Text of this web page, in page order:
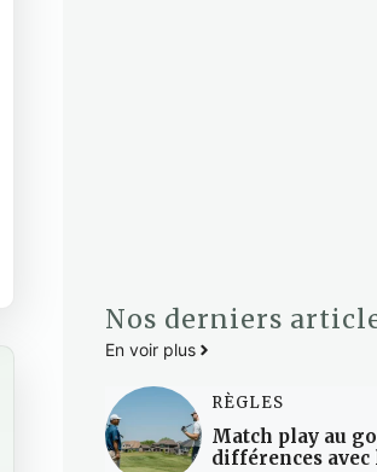
Nos derniers
En voir plus
RÈGLES
Match play au
différences